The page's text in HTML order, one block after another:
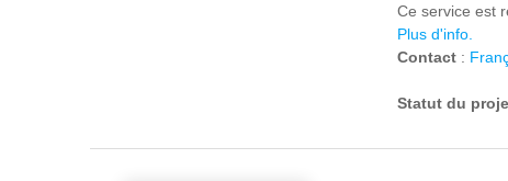
Ce service est
Plus d'info.
Contact :
Statut du